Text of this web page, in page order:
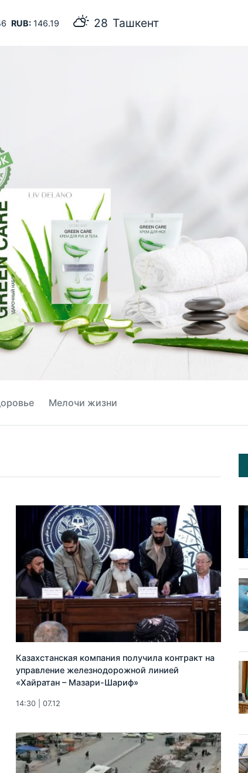
RUB:146.19 26 Самарканд
Мелочи жизни
Казахстанская компания получила контракт на
управление железнодорожной линией
«Хайратан – Мазари-Шариф»
14:30 | 07.12